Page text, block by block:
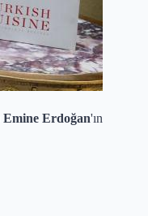
Emine Erdoğan'ın